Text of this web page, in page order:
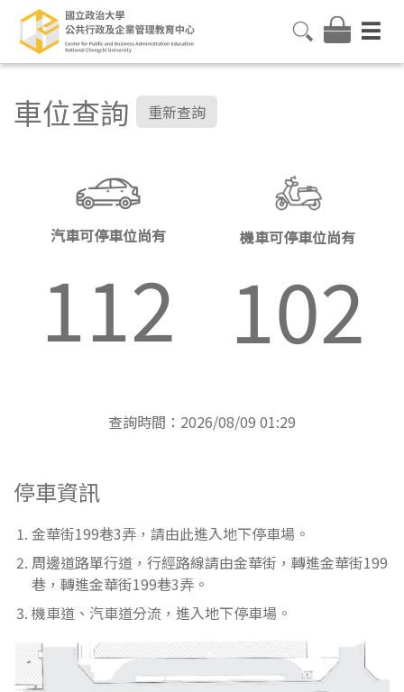
車位查詢 重新查詢
汽車可停車位尚有
112
機車可停車位尚有
102
查詢時間：2026/08/09 01:29
停車資訊
金華街199巷3弄，請由此進入地下停車場。
周邊道路單行道，行經路線請由金華街，轉進金華街199
巷，轉進金華街199巷3弄。
機車道、汽車道分流，進入地下停車場。